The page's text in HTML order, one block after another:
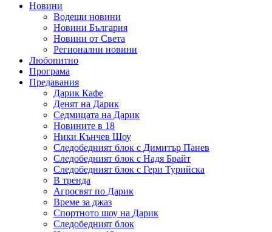
Новини
Водещи новини
Новини България
Новини от Света
Регионални новини
Любопитно
Програма
Предавания
Дарик Кафе
Денят на Дарик
Седмицата на Дарик
Новините в 18
Ники Кънчев Шоу
Следобедният блок с Димитър Панев
Следобедният блок с Надя Брайт
Следобедният блок с Гери Турийска
В тренда
Агросвят по Дарик
Време за джаз
Спортното шоу на Дарик
Следобедният блок